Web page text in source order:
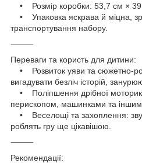
• Розмір коробки: 53,7 см ×
• Упаковка яскрава й міцна,
транспортування набору.
⸻
Переваги та користь для дитини:
• Розвиток уяви та сюжетно-
вигадувати безліч історій,
• Поліпшення дрібної
перископом, машинками та
• Веселощі та захоплення:
роблять гру ще цікавішою.
⸻
Рекомендації: